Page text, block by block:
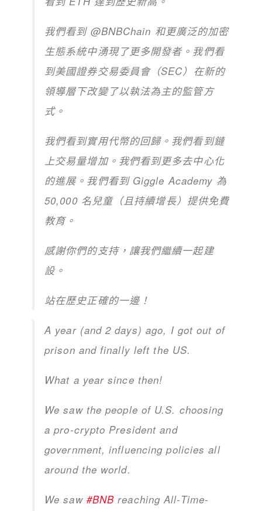
我們看到 @BNBChain 和更廣泛的加密
生態系統中湧現了更多開發者。我們看
到美國證券交易委員會（SEC）在新的
領導層下改變了以執法為主的監管方
式。
我們看到實用代幣的回歸。我們看到鏈
上交易量增加。我們看到更多去中心化
的進展。我們看到 Giggle Academy 為
50,000 名兒童（且持續增長）提供免費
教育。
感謝你們的支持，讓我們繼續一起建
設。
站在歷史正確的一邊！
A year (and 2 days) ago, I got out of
prison and finally left the US.
What a year since then!
We saw the people of U.S. choosing
a pro-crypto President and
government, influencing policies all
around the world.
We saw #BNB reaching All-Time-